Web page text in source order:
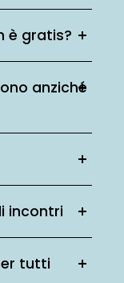
è gratis?
anziché
incontri
tutti